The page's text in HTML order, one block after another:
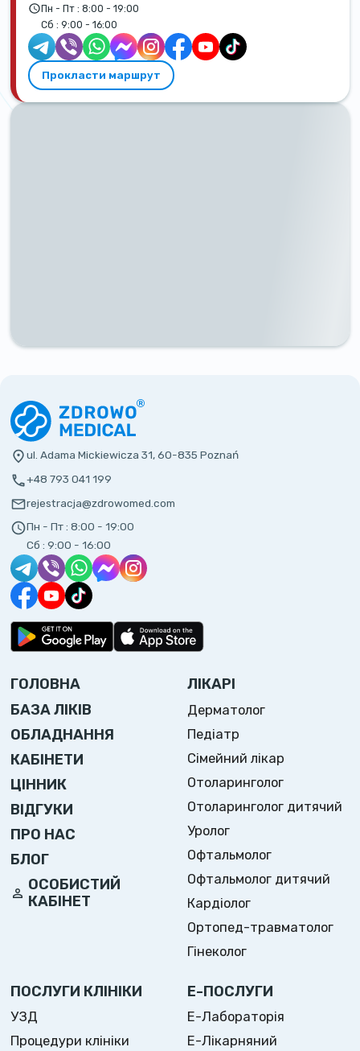
Пн - Пт : 8:00 - 19:00
Сб : 9:00 - 16:00
Прокласти маршрут
ul. Adama Mickiewicza 31, 60-835 Poznań
+48 793 041 199
rejestracja@zdrowomed.com
Пн - Пт : 8:00 - 19:00
Сб : 9:00 - 16:00
ГОЛОВНА
БАЗА ЛІКІВ
ОБЛАДНАННЯ
КАБІНЕТИ
ЦІННИК
ВІДГУКИ
ПРО НАС
БЛОГ
ОСОБИСТИЙ
КАБІНЕТ
ЛІКАРІ
Дерматолог
Педіатр
Сімейний лікар
Отоларинголог
Отоларинголог дитячий
Уролог
Офтальмолог
Офтальмолог дитячий
Кардіолог
Ортопед-травматолог
Гінеколог
ПОСЛУГИ КЛІНІКИ
УЗД
Процедури клініки
Е-ПОСЛУГИ
Е-Лабораторія
Е-Лікарняний